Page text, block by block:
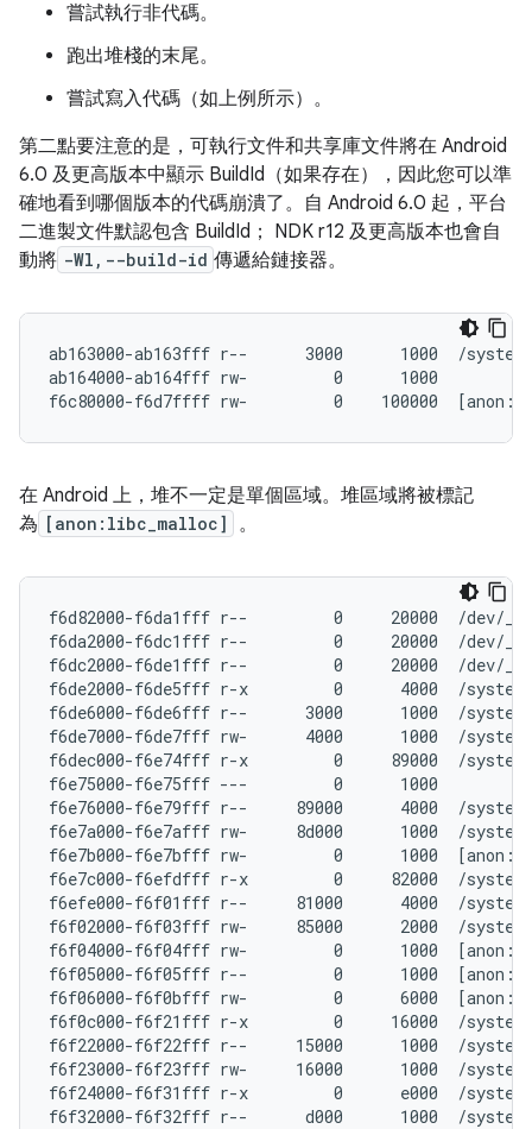
嘗試執行非代碼。
跑出堆棧的末尾。
嘗試寫入代碼（如上例所示）。
第二點要注意的是，可執行文件和共享庫文件將在 Android
6.0 及更高版本中顯示 BuildId（如果存在），因此您可以準
確地看到哪個版本的代碼崩潰了。自 Android 6.0 起，平台
二進製文件默認包含 BuildId； NDK r12 及更高版本也會自
動將 -Wl,--build-id 傳遞給鏈接器。
ab163000-ab163fff r--      3000      1000  /
ab164000-ab164fff rw-         0      1000
在 Android 上，堆不一定是單個區域。堆區域將被標記
為 [anon:libc_malloc] 。
f6d82000-f6da1fff r--         0     20000  /dev/
f6da2000-f6dc1fff r--         0     20000  /dev/
f6dc2000-f6de1fff r--         0     20000  /dev/
f6de2000-f6de5fff r-x         0      4000  /system/
f6de6000-f6de6fff r--      3000      1000  /
f6de7000-f6de7fff rw-      4000      1000  /
f6dec000-f6e74fff r-x         0     89000  /system/
f6e75000-f6e75fff ---         0      1000
f6e76000-f6e79fff r--     89000      4000  /
f6e7a000-f6e7afff rw-     8d000      1000  /
f6e7b000-f6e7bfff rw-         0      1000
f6e7c000-f6efdfff r-x         0     82000  /system/
f6efe000-f6f01fff r--     81000      4000  /
f6f02000-f6f03fff rw-     85000      2000  /
f6f04000-f6f04fff rw-         0      1000
f6f05000-f6f05fff r--         0      1000
f6f06000-f6f0bfff rw-         0      6000
f6f0c000-f6f21fff r-x         0     16000  /system/
f6f22000-f6f22fff r--     15000      1000  /
f6f23000-f6f23fff rw-     16000      1000  /
f6f24000-f6f31fff r-x         0      e000  /system/lib/
f6f32000-f6f32fff r--      d000      1000  /